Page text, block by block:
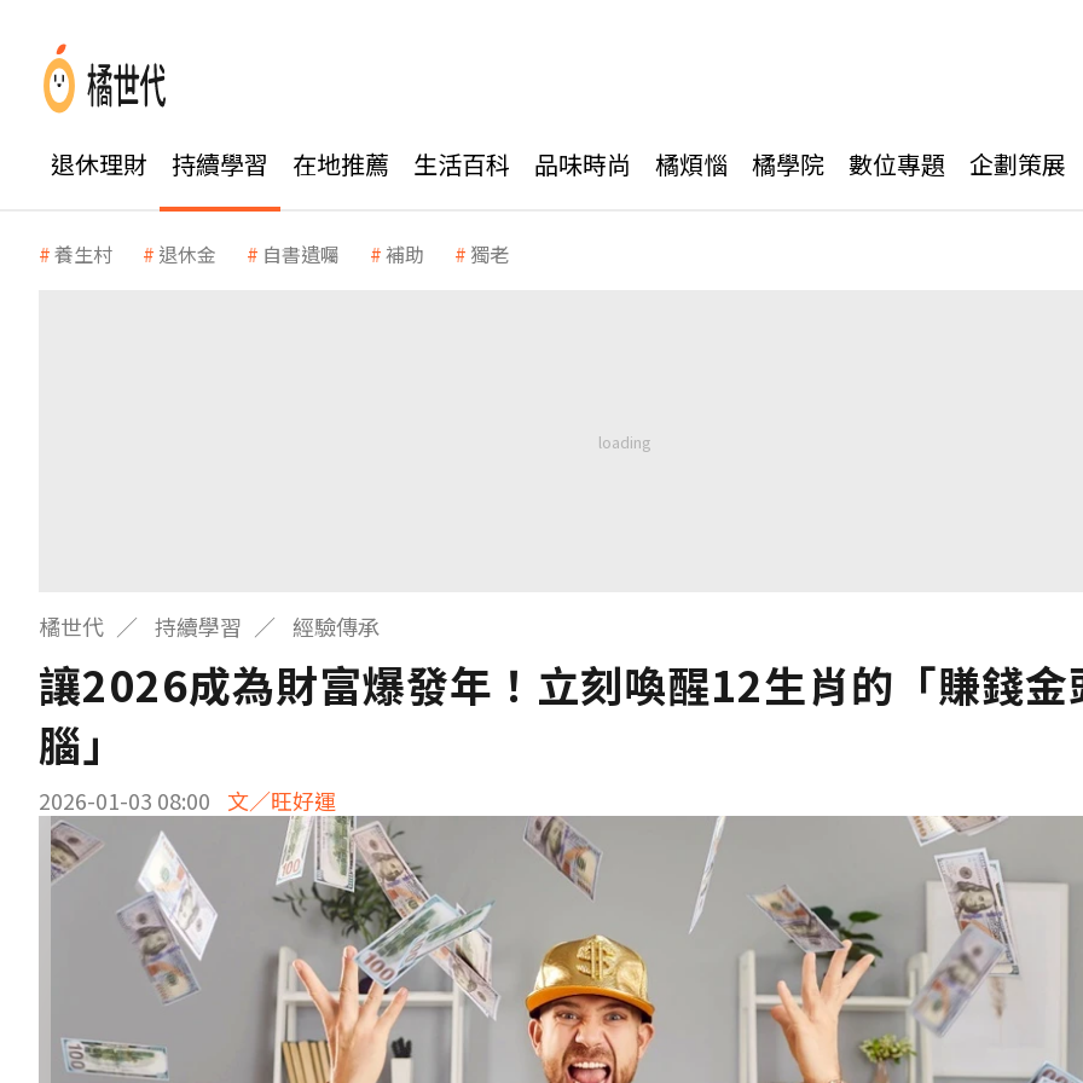
退休理財 持續學習 在地推薦 生活百科 品味時尚 橘煩惱 橘學院 數位專題 企劃策展
養生村 退休金 自書遺囑 補助 獨老
橘世代 持續學習 經驗傳承
讓2026成為財富爆發年！立刻喚醒12生肖的「賺錢金
腦」
2026-01-03 08:00 文／旺好運